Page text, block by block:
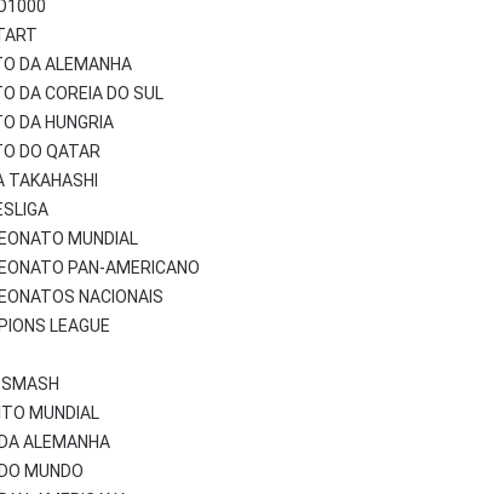
DA ALEMANHA
DA COREIA DO SUL
DA HUNGRIA
DO QATAR
TAKAHASHI
MUNDIAL
PAN-AMERICANO
NACIONAIS
LEAGUE
MUNDIAL
ALEMANHA
MUNDO